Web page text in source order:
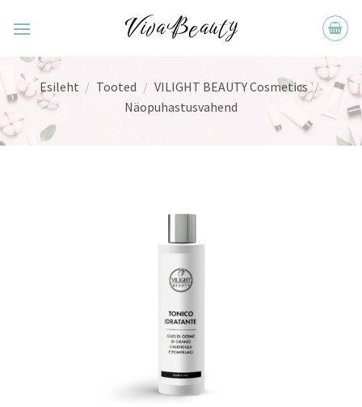
Esileht / Tooted / VILIGHT BEAUTY Cosmetics /
Näopuhastusvahend